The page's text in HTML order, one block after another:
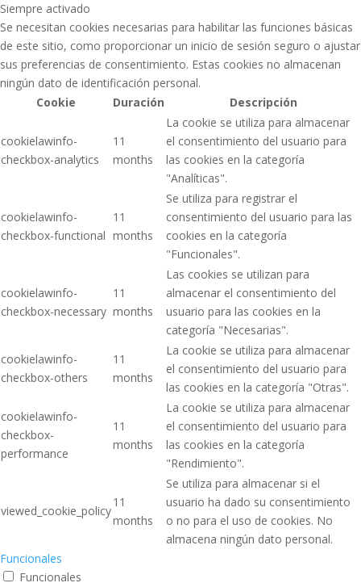
Siempre activado
Se necesitan cookies necesarias para habilitar las funciones básicas
de este sitio, como proporcionar un inicio de sesión seguro o ajustar
sus preferencias de consentimiento. Estas cookies no almacenan
ningún dato de identificación personal.
Cookie
Duración Descripción
cookielawinfo-
checkbox-analytics
11
months
La cookie se utiliza para almacenar
el consentimiento del usuario para
las cookies en la categoría
"Analíticas".
cookielawinfo-
checkbox-functional
11
months
Se utiliza para registrar el
consentimiento del usuario para las
cookies en la categoría
"Funcionales".
cookielawinfo-
checkbox-necessary
11
months
Las cookies se utilizan para
almacenar el consentimiento del
usuario para las cookies en la
categoría "Necesarias".
cookielawinfo-
checkbox-others
11
months
La cookie se utiliza para almacenar
el consentimiento del usuario para
las cookies en la categoría "Otras".
cookielawinfo-
checkbox-
performance
11
months
La cookie se utiliza para almacenar
el consentimiento del usuario para
las cookies en la categoría
"Rendimiento".
viewed_cookie_policy
11
months
Se utiliza para almacenar si el
usuario ha dado su consentimiento
o no para el uso de cookies. No
almacena ningún dato personal.
Funcionales
Funcionales